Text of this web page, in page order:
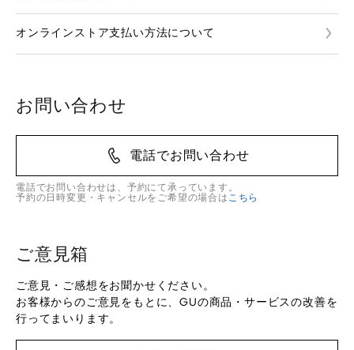
オンラインストア支払い方法について
お問い合わせ
電話でお問い合わせ
電話でお問い合わせは、予約にて承っています。
予約の日時変更・キャンセルをご希望の場合は こちら
ご意見箱
ご意見・ご感想をお聞かせください。
お客様からのご意見をもとに、GUの商品・サービスの改善を
行ってまいります。